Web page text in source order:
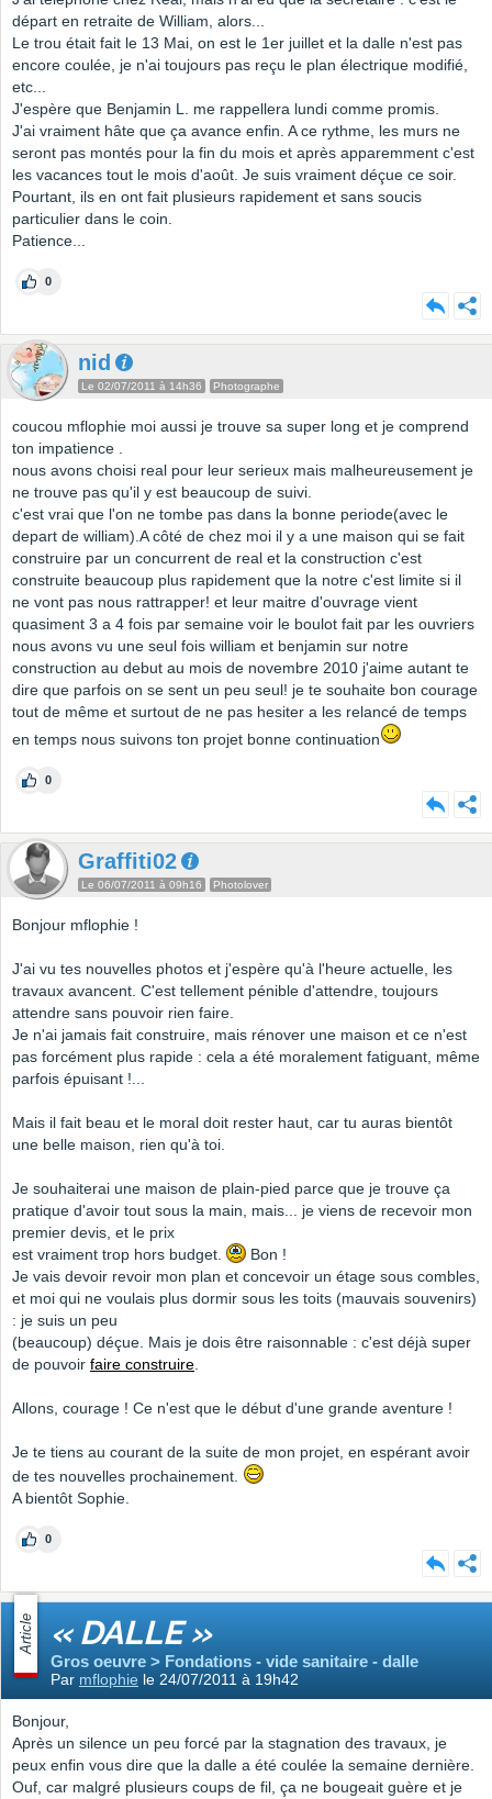
départ en retraite de William, alors...
Le trou était fait le 13 Mai, on est le 1er juillet et la dalle n'est pas
encore coulée, je n'ai toujours pas reçu le plan électrique modifié,
etc...
J'espère que Benjamin L. me rappellera lundi comme promis.
J'ai vraiment hâte que ça avance enfin. A ce rythme, les murs ne
seront pas montés pour la fin du mois et après apparemment c'est
les vacances tout le mois d'août. Je suis vraiment déçue ce soir.
Pourtant, ils en ont fait plusieurs rapidement et sans soucis
particulier dans le coin.
Patience...
0
nid
Le 02/07/2011 à 14h36 Photographe
coucou mflophie moi aussi je trouve sa super long et je comprend
ton impatience .
nous avons choisi real pour leur serieux mais malheureusement je
ne trouve pas qu'il y est beaucoup de suivi.
c'est vrai que l'on ne tombe pas dans la bonne periode(avec le
depart de william).A côté de chez moi il y a une maison qui se fait
construire par un concurrent de real et la construction c'est
construite beaucoup plus rapidement que la notre c'est limite si il
ne vont pas nous rattrapper! et leur maitre d'ouvrage vient
quasiment 3 a 4 fois par semaine voir le boulot fait par les ouvriers
nous avons vu une seul fois william et benjamin sur notre
construction au debut au mois de novembre 2010 j'aime autant te
dire que parfois on se sent un peu seul! je te souhaite bon courage
tout de même et surtout de ne pas hesiter a les relancé de temps
en temps nous suivons ton projet bonne continuation
0
Graffiti02
Le 06/07/2011 à 09h16 Photolover
Bonjour mflophie !
J'ai vu tes nouvelles photos et j'espère qu'à l'heure actuelle, les
travaux avancent. C'est tellement pénible d'attendre, toujours
attendre sans pouvoir rien faire.
Je n'ai jamais fait construire, mais rénover une maison et ce n'est
pas forcément plus rapide : cela a été moralement fatiguant, même
parfois épuisant !...
Mais il fait beau et le moral doit rester haut, car tu auras bientôt
une belle maison, rien qu'à toi.
Je souhaiterai une maison de plain-pied parce que je trouve ça
pratique d'avoir tout sous la main, mais... je viens de recevoir mon
premier devis, et le prix
est vraiment trop hors budget.
Bon !
Je vais devoir revoir mon plan et concevoir un étage sous combles,
et moi qui ne voulais plus dormir sous les toits (mauvais souvenirs)
: je suis un peu
(beaucoup) déçue. Mais je dois être raisonnable : c'est déjà super
de pouvoir faire construire.
Allons, courage ! Ce n'est que le début d'une grande aventure !
Je te tiens au courant de la suite de mon projet, en espérant avoir
de tes nouvelles prochainement.
A bientôt Sophie.
0
Article « DALLE »
Gros oeuvre > Fondations - vide sanitaire - dalle
Par mflophie le 24/07/2011 à 19h42
Bonjour,
Après un silence un peu forcé par la stagnation des travaux, je
peux enfin vous dire que la dalle a été coulée la semaine dernière.
Ouf, car malgré plusieurs coups de fil, ça ne bougeait guère et je